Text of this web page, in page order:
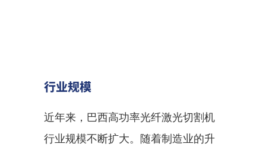
行业规模
近年来，巴西高功率光纤激光切割机
行业规模不断扩大。随着制造业的升